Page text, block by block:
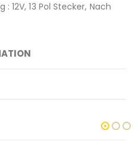
12V, 13 Pol Stecker, Nach